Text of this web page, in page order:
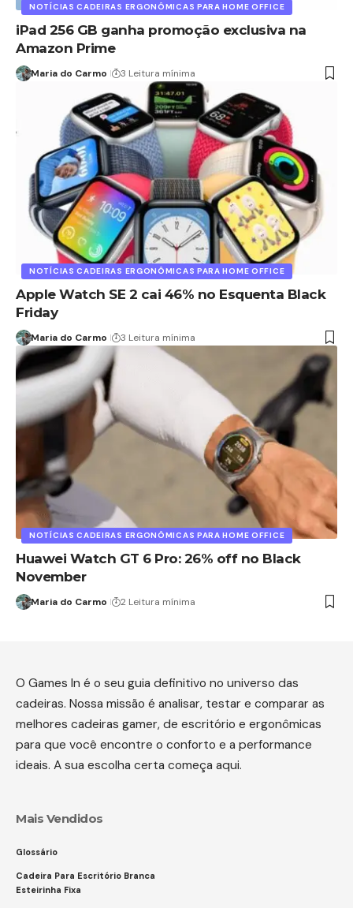
NOTÍCIAS CADEIRAS ERGONÔMICAS PARA HOME OFFICE
iPad 256 GB ganha promoção exclusiva na
Amazon Prime
Maria do Carmo 3 Leitura mínima
NOTÍCIAS CADEIRAS ERGONÔMICAS PARA HOME OFFICE
Apple Watch SE 2 cai 46% no Esquenta Black
Friday
Maria do Carmo 3 Leitura mínima
NOTÍCIAS CADEIRAS ERGONÔMICAS PARA HOME OFFICE
Huawei Watch GT 6 Pro: 26% off no Black
November
Maria do Carmo 2 Leitura mínima
O Games In é o seu guia definitivo no universo das
cadeiras. Nossa missão é analisar, testar e comparar as
melhores cadeiras gamer, de escritório e ergonômicas
para que você encontre o conforto e a performance
ideais. A sua escolha certa começa aqui.
Mais Vendidos
Glossário
Cadeira Para Escritório Branca
Esteirinha Fixa